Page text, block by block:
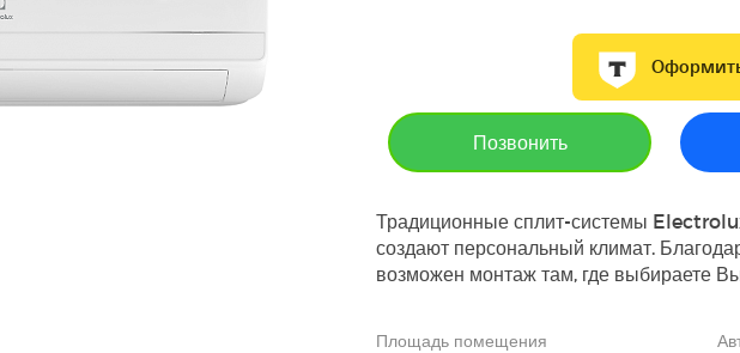
Позвонить
Традиционные сплит-системы
создают персональный климат.
возможен монтаж там, где выбираете
Площадь помещения